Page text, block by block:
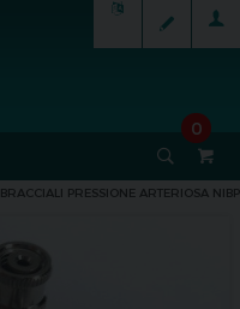
0
BRACCIALI PRESSIONE ARTERIOSA NIBP